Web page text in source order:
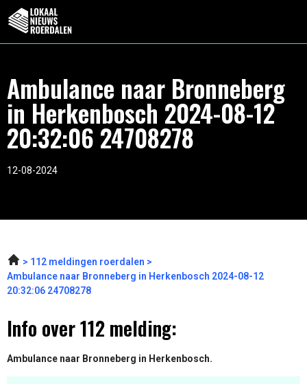
Ambulance naar Bronneberg
in Herkenbosch 2024-08-12
20:32:06 24708278
12-08-2024
112 meldingen roerdalen
Ambulance naar Bronneberg in Herkenbosch 2024-08-12
20:32:06 24708278
Info over 112 melding:
Ambulance naar Bronneberg in Herkenbosch.